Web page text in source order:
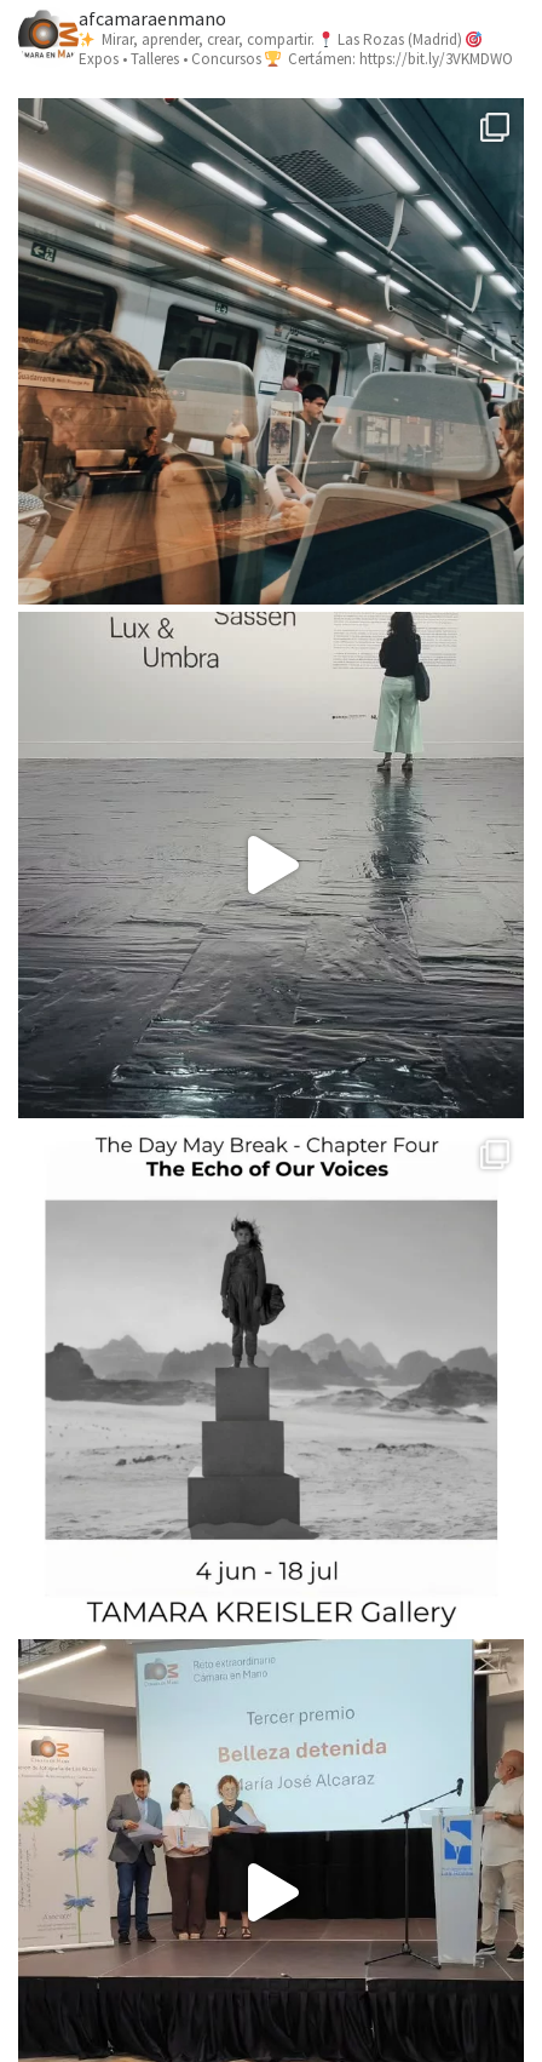
afcamaraenmano
Mirar, aprender, crear, compartir.
Las Rozas (Madrid)
Expos • Talleres • Concursos
Certámen: https://bit.ly/3VKMDWO